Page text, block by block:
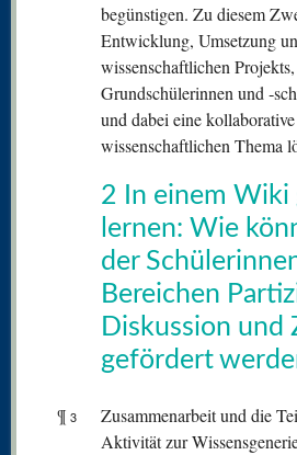
begünstigen. Zu diesem
Entwicklung, Umsetzung
wissenschaftlichen
Grundschülerinnen und
und dabei eine
wissenschaftlichen Thema
2 In einem Wiki
lernen: Wie
der
Bereichen
Diskussion und
gefördert
¶ 3
Zusammenarbeit und die
Aktivität zur